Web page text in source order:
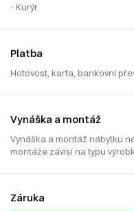
- Kurýr
Platba
Hotovost, karta, bankovní
Vynáška a montáž
Vynáška a montáž nábytku
montáže závisí na typu
Záruka